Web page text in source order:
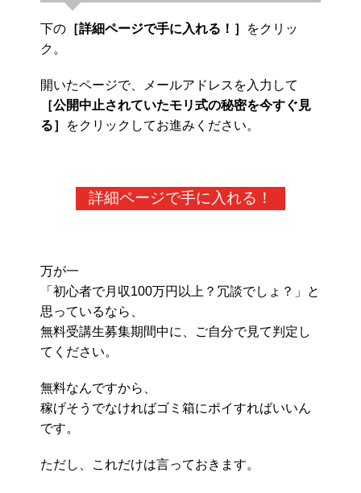
下の ［詳細ページで手に入れる！］
をクリッ
ク。
開いたページで、メールアドレスを入力して
［公開中止されていたモリ式の秘密を今すぐ見
る］
をクリックしてお進みください。
詳細ページで手に入れる！
万が一
「初心者で月収100万円以上？冗談でしょ？」と
思っているなら、
無料受講生募集期間中に、ご自分で見て判定し
てください。
無料なんですから、
稼げそうでなければゴミ箱にポイすればいいん
です。
ただし、これだけは言っておきます。